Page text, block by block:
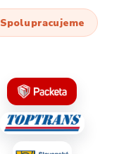
Spolupracujeme